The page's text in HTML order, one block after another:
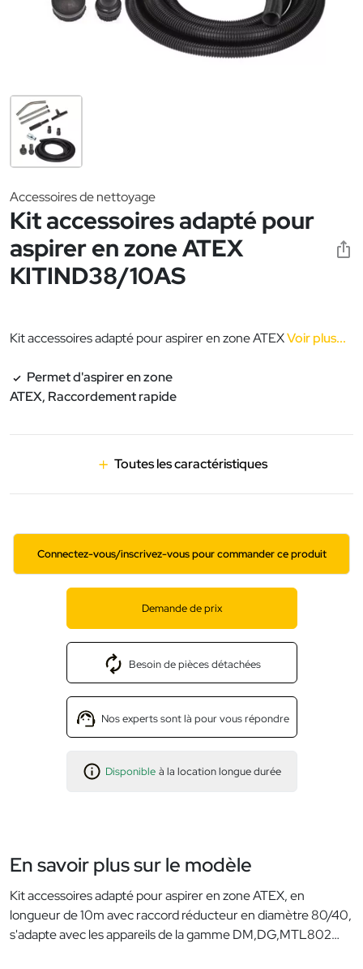
Accessoires de nettoyage
Kit accessoires adapté pour
aspirer en zone ATEX
KITIND38/10AS
Kit accessoires adapté pour aspirer en zone ATEXVoir plus...
Permet d'aspirer en zone
ATEX, Raccordement rapide
Toutes les caractéristiques
Connectez-vous/inscrivez-vous pour commander ce produit
Demande de prix
Besoin de pièces détachées
Nos experts sont là pour vous répondre
Disponible à la location longue durée
En savoir plus sur le modèle
Kit accessoires adapté pour aspirer en zone ATEX, en
longueur de 10m avec raccord réducteur en diamètre 80/40,
s'adapte avec les appareils de la gamme DM,DG,MTL802…